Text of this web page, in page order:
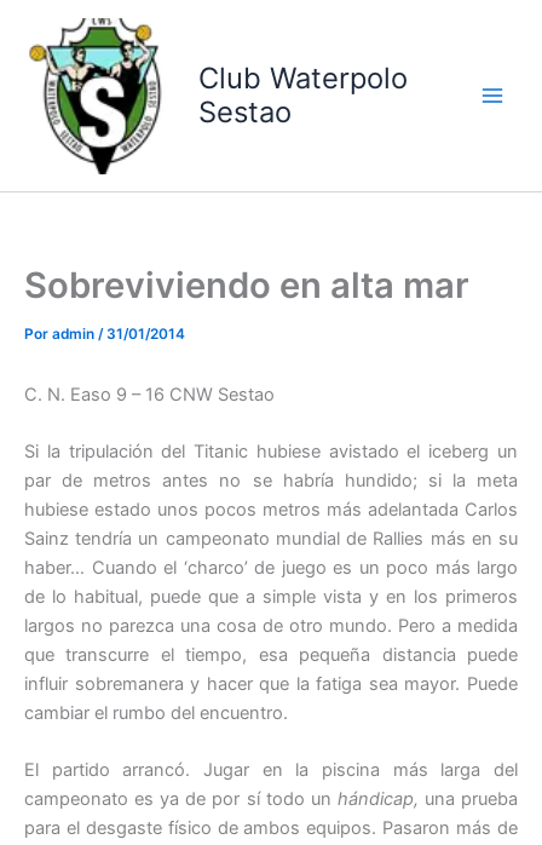
contenido
Club Waterpolo
Sestao
Sobreviviendo en alta mar
Por admin /31/01/2014
C. N. Easo 9 – 16 CNW Sestao
Si la tripulación del Titanic hubiese avistado el iceberg un
par de metros antes no se habría hundido; si la meta
hubiese estado unos pocos metros más adelantada Carlos
Sainz tendría un campeonato mundial de Rallies más en su
haber… Cuando el ‘charco’ de juego es un poco más largo
de lo habitual, puede que a simple vista y en los primeros
largos no parezca una cosa de otro mundo. Pero a medida
que transcurre el tiempo, esa pequeña distancia puede
influir sobremanera y hacer que la fatiga sea mayor. Puede
cambiar el rumbo del encuentro.
El partido arrancó. Jugar en la piscina más larga del
campeonato es ya de por sí todo un hándicap, una prueba
para el desgaste físico de ambos equipos. Pasaron más de